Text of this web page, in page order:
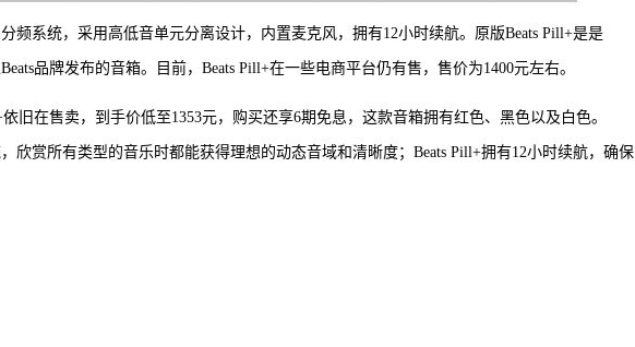
频系统，采用高低音单元分离设计，内置麦克风，拥有12小时续航。原版Beats Pill+是是
品牌发布的音箱。目前，Beats Pill+在一些电商平台仍有售，售价为1400元左右。
旧在售卖，到手价低至1353元，购买还享6期免息，这款音箱拥有红色、黑色以及白色。
欣赏所有类型的音乐时都能获得理想的动态音域和清晰度；Beats Pill+拥有12小时续航，确保